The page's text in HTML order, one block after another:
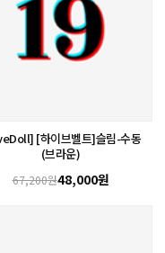
[하이브벨트]슬림-수동
(브라운)
67,200원48,000원